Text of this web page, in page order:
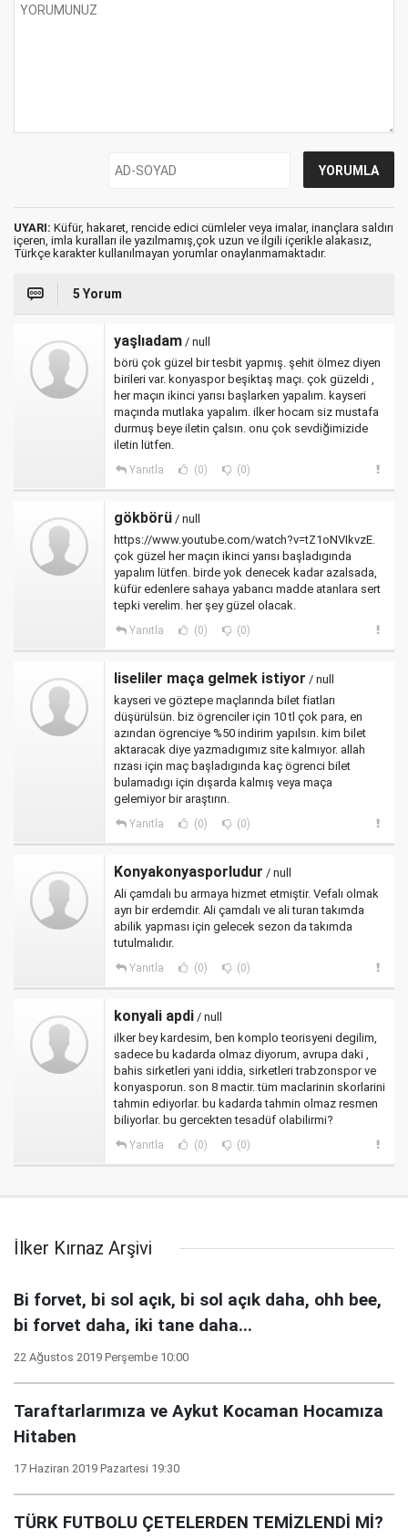
UYARI: Küfür, hakaret, rencide edici cümleler veya imalar, inançlara saldırı
içeren, imla kuralları ile yazılmamış,çok uzun ve ilgili içerikle alakasız,
Türkçe karakter kullanılmayan yorumlar onaylanmamaktadır.
5 Yorum
yaşlıadam / null
börü çok güzel bir tesbit yapmış. şehit ölmez diyen
birileri var. konyaspor beşiktaş maçı. çok güzeldi ,
her maçın ikinci yarısı başlarken yapalım. kayseri
maçında mutlaka yapalım. ilker hocam siz mustafa
durmuş beye iletin çalsın. onu çok sevdiğimizide
iletin lütfen.
Yanıtla (0) (0)
gökbörü / null
https://www.youtube.com/watch?v=tZ1oNVIkvzE.
çok güzel her maçın ikinci yarısı başladıgında
yapalım lütfen. birde yok denecek kadar azalsada,
küfür edenlere sahaya yabancı madde atanlara sert
tepki verelim. her şey güzel olacak.
Yanıtla (0) (0)
liseliler maça gelmek istiyor / null
kayseri ve göztepe maçlarında bilet fiatları
düşürülsün. biz ögrenciler için 10 tl çok para, en
azından ögrenciye %50 indirim yapılsın. kim bilet
aktaracak diye yazmadıgımız site kalmıyor. allah
rızası için maç başladıgında kaç ögrenci bilet
bulamadıgı için dışarda kalmış veya maça
gelemiyor bir araştırın.
Yanıtla (0) (0)
Konyakonyasporludur / null
Ali çamdalı bu armaya hizmet etmiştir. Vefalı olmak
ayrı bir erdemdir. Ali çamdalı ve ali turan takımda
abilik yapması için gelecek sezon da takımda
tutulmalıdır.
Yanıtla (0) (0)
konyali apdi / null
ilker bey kardesim, ben komplo teorisyeni degilim,
sadece bu kadarda olmaz diyorum, avrupa daki ,
bahis sirketleri yani iddia, sirketleri trabzonspor ve
konyasporun. son 8 mactir. tüm maclarinin skorlarini
tahmin ediyorlar. bu kadarda tahmin olmaz resmen
biliyorlar. bu gercekten tesadüf olabilirmi?
Yanıtla (0) (0)
İlker Kırnaz Arşivi
Bi forvet, bi sol açık, bi sol açık daha, ohh bee,
bi forvet daha, iki tane daha...
22 Ağustos 2019 Perşembe 10:00
Taraftarlarımıza ve Aykut Kocaman Hocamıza
Hitaben
17 Haziran 2019 Pazartesi 19:30
TÜRK FUTBOLU ÇETELERDEN TEMİZLENDİ Mİ?